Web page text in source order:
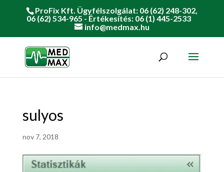
ProFix Kft. Ügyfélszolgálat: 06 (62) 248-302,
06 (62) 534-965 - Értékesítés: 06 (1) 445-2533
info@medmax.hu
sulyos
nov 7, 2018